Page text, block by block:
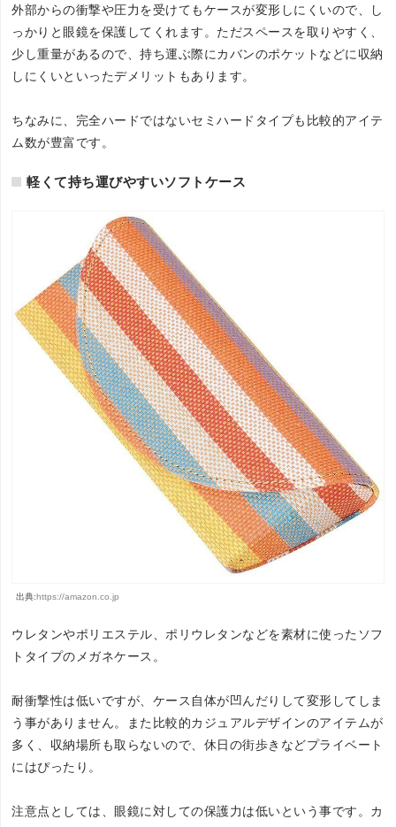
外部からの衝撃や圧力を受けてもケースが変形しにくいので、し
っかりと眼鏡を保護してくれます。ただスペースを取りやすく、
少し重量があるので、持ち運ぶ際にカバンのポケットなどに収納
しにくいといったデメリットもあります。
ちなみに、完全ハードではないセミハードタイプも比較的アイテ
ム数が豊富です。
軽くて持ち運びやすいソフトケース
出典:https://amazon.co.jp
ウレタンやポリエステル、ポリウレタンなどを素材に使ったソフ
トタイプのメガネケース。
耐衝撃性は低いですが、ケース自体が凹んだりして変形してしま
う事がありません。また比較的カジュアルデザインのアイテムが
多く、収納場所も取らないので、休日の街歩きなどプライベート
にはぴったり。
注意点としては、眼鏡に対しての保護力は低いという事です。カ